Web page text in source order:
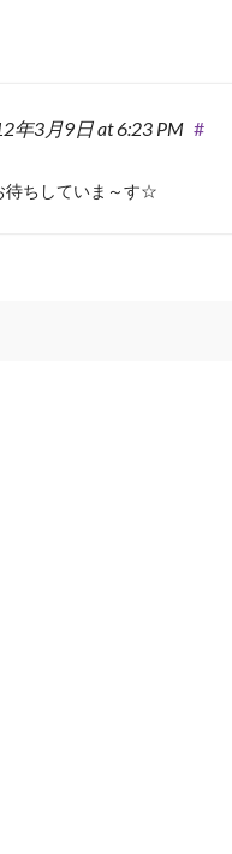
年3月9日at 6:23 PM #
待ちしていま～す☆